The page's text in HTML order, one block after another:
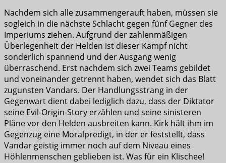
Nachdem sich alle zusammengerauft haben, müssen sie
sogleich in die nächste Schlacht gegen fünf Gegner des
Imperiums ziehen. Aufgrund der zahlenmäßigen
Überlegenheit der Helden ist dieser Kampf nicht
sonderlich spannend und der Ausgang wenig
überraschend. Erst nachdem sich zwei Teams gebildet
und voneinander getrennt haben, wendet sich das Blatt
zugunsten Vandars. Der Handlungsstrang in der
Gegenwart dient dabei lediglich dazu, dass der Diktator
seine Evil-Origin-Story erzählen und seine sinisteren
Pläne vor den Helden ausbreiten kann. Kirk hält ihm im
Gegenzug eine Moralpredigt, in der er feststellt, dass
Vandar geistig immer noch auf dem Niveau eines
Höhlenmenschen geblieben ist. Was für ein Klischee!